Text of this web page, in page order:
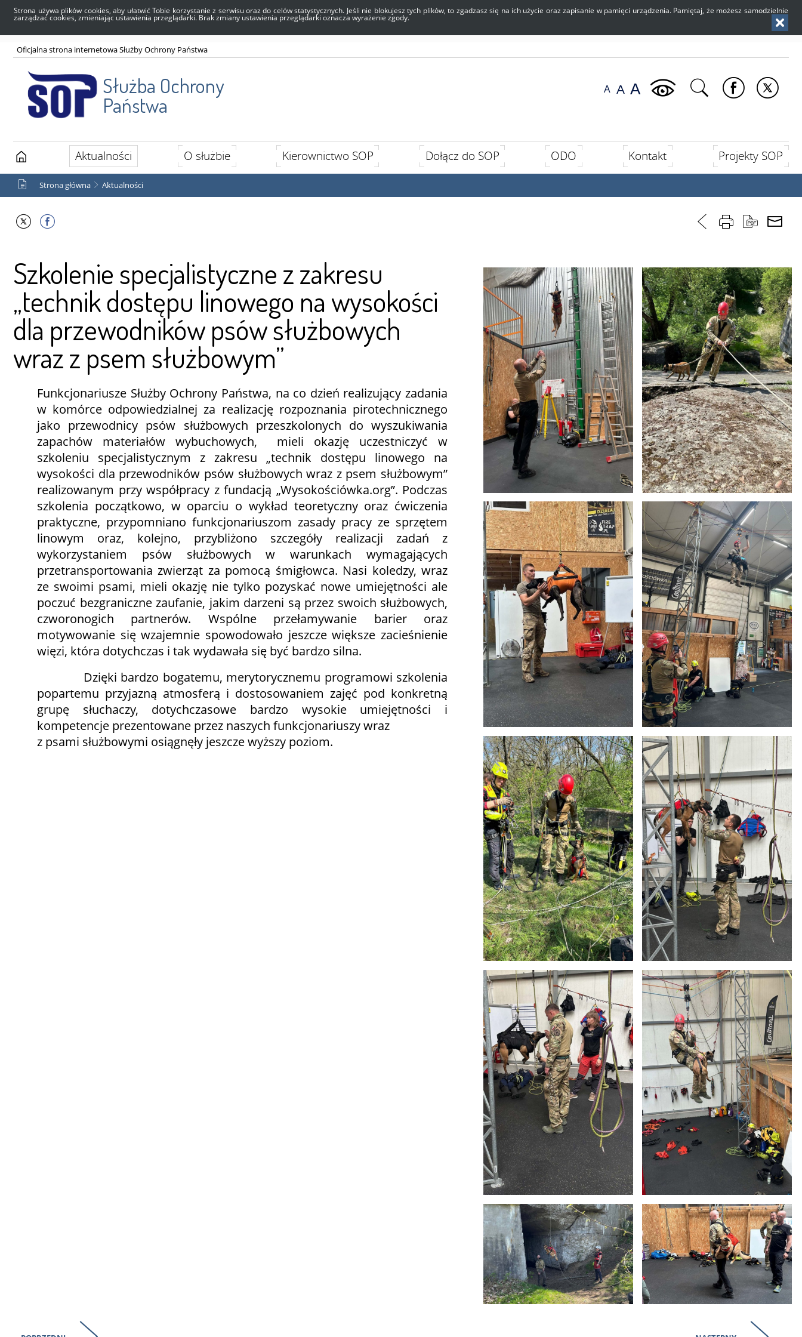
Strona używa plików cookies, aby ułatwić Tobie korzystanie z serwisu oraz do celów statystycznych. Jeśli nie blokujesz tych plików, to zgadzasz się na ich użycie oraz zapisanie w pamięci urządzenia. Pamiętaj, że możesz samodzielnie
zarządzać cookies, zmieniając ustawienia przeglądarki. Brak zmiany ustawienia przeglądarki oznacza wyrażenie zgody.
Służba Ochrony
Państwa
Oficjalna strona internetowa Służby Ochrony Państwa
Aktualności O służbie Kierownictwo SOP Dołącz do SOP ODO Kontakt Projekty SOP
Strona główna Aktualności
Szkolenie specjalistyczne z zakresu
„technik dostępu linowego na wysokości
dla przewodników psów służbowych
wraz z psem służbowym”
Funkcjonariusze Służby Ochrony Państwa, na co dzień realizujący zadania
w komórce odpowiedzialnej za realizację rozpoznania pirotechnicznego
jako przewodnicy psów służbowych przeszkolonych do wyszukiwania
zapachów materiałów wybuchowych, mieli okazję uczestniczyć w
szkoleniu specjalistycznym z zakresu „technik dostępu linowego na
wysokości dla przewodników psów służbowych wraz z psem służbowym”
realizowanym przy współpracy z fundacją „Wysokościówka.org”. Podczas
szkolenia początkowo, w oparciu o wykład teoretyczny oraz ćwiczenia
praktyczne, przypomniano funkcjonariuszom zasady pracy ze sprzętem
linowym oraz, kolejno, przybliżono szczegóły realizacji zadań z
wykorzystaniem psów służbowych w warunkach wymagających
przetransportowania zwierząt za pomocą śmigłowca. Nasi koledzy, wraz
ze swoimi psami, mieli okazję nie tylko pozyskać nowe umiejętności ale
poczuć bezgraniczne zaufanie, jakim darzeni są przez swoich służbowych,
czworonogich partnerów. Wspólne przełamywanie barier oraz
motywowanie się wzajemnie spowodowało jeszcze większe zacieśnienie
więzi, która dotychczas i tak wydawała się być bardzo silna.
Dzięki bardzo bogatemu, merytorycznemu programowi szkolenia
popartemu przyjazną atmosferą i dostosowaniem zajęć pod konkretną
grupę słuchaczy, dotychczasowe bardzo wysokie umiejętności i
kompetencje prezentowane przez naszych funkcjonariuszy wraz
z psami służbowymi osiągnęły jeszcze wyższy poziom.